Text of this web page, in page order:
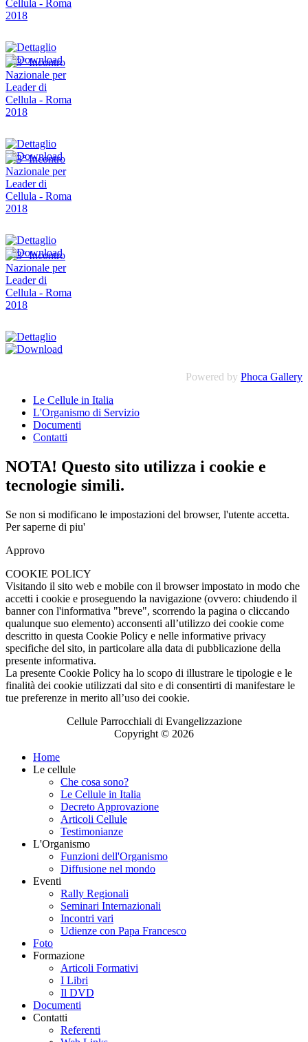
Powered by Phoca Gallery
Le Cellule in Italia
L'Organismo di Servizio
Documenti
Contatti
NOTA! Questo sito utilizza i cookie e
tecnologie simili.
Se non si modificano le impostazioni del browser, l'utente accetta.
Per saperne di piu'
Approvo
COOKIE POLICY
Visitando il sito web e mobile con il browser impostato in modo che
accetti i cookie e proseguendo la navigazione (ovvero: chiudendo il
banner con l'informativa "breve", scorrendo la pagina o cliccando
qualunque suo elemento) acconsenti all’utilizzo dei cookie come
descritto in questa Cookie Policy e nelle informative privacy
specifiche del sito, in particolare alla data di pubblicazione della
presente informativa.
La presente Cookie Policy ha lo scopo di illustrare le tipologie e le
finalità dei cookie utilizzati dal sito e di consentirti di manifestare le
tue preferenze in merito all’uso dei cookie.
Cellule Parrocchiali di Evangelizzazione
Copyright © 2026
Home
Le cellule
Che cosa sono?
Le Cellule in Italia
Decreto Approvazione
Articoli Cellule
Testimonianze
L'Organismo
Funzioni dell'Organismo
Diffusione nel mondo
Eventi
Rally Regionali
Seminari Internazionali
Incontri vari
Udienze con Papa Francesco
Foto
Formazione
Articoli Formativi
I Libri
Il DVD
Documenti
Contatti
Referenti